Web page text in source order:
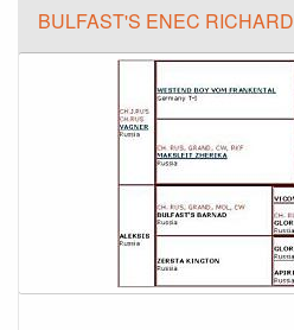
BULFAST'S ENEC RICHARD